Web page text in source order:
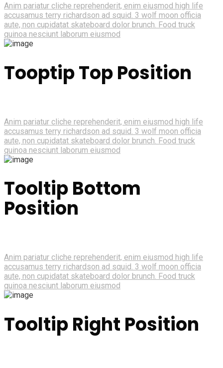
Anim pariatur cliche reprehenderit, enim eiusmod high life
accusamus terry richardson ad squid. 3 wolf moon officia
aute, non cupidatat skateboard dolor brunch. Food truck
quinoa nesciunt laborum eiusmod
Tooptip Top Position
Anim pariatur cliche reprehenderit, enim eiusmod high life
accusamus terry richardson ad squid. 3 wolf moon officia
aute, non cupidatat skateboard dolor brunch. Food truck
quinoa nesciunt laborum eiusmod
Tooltip Bottom
Position
Anim pariatur cliche reprehenderit, enim eiusmod high life
accusamus terry richardson ad squid. 3 wolf moon officia
aute, non cupidatat skateboard dolor brunch. Food truck
quinoa nesciunt laborum eiusmod
Tooltip Right Position